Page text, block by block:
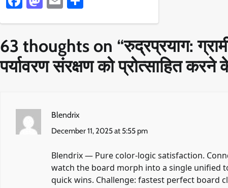
63 thoughts on “रुद्रप्रयाग:
पर्यावरण संरक्षण को प्रोत्साहित करने
Blendrix
December 11, 2025 at 5:55 pm
Blendrix— Pure color-logic satisfaction.
watch the board morph into a single unified
quick wins. Challenge: fastest perfect board